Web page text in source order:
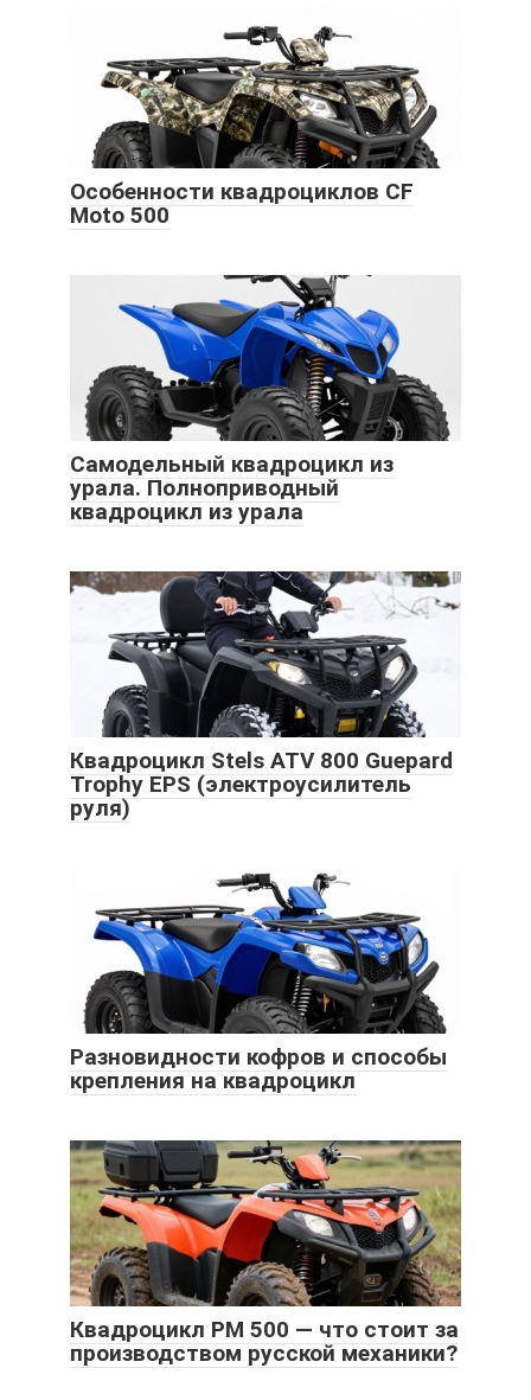
Особенности квадроциклов CF
Moto 500
Самодельный квадроцикл из
урала. Полноприводный
квадроцикл из урала
Квадроцикл Stels ATV 800 Guepard
Trophy EPS (электроусилитель
руля)
Разновидности кофров и способы
крепления на квадроцикл
Квадроцикл РМ 500 — что стоит за
производством русской механики?